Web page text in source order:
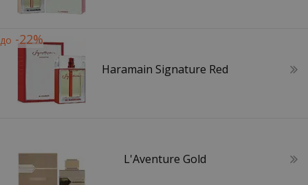
до -22%
Haramain Signature Red
L'Aventure Gold